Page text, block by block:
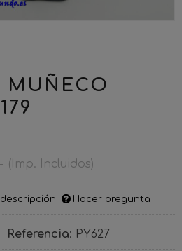
MUÑECO
- (Imp. Incluidos)
Hacer pregunta
Referencia: PY627